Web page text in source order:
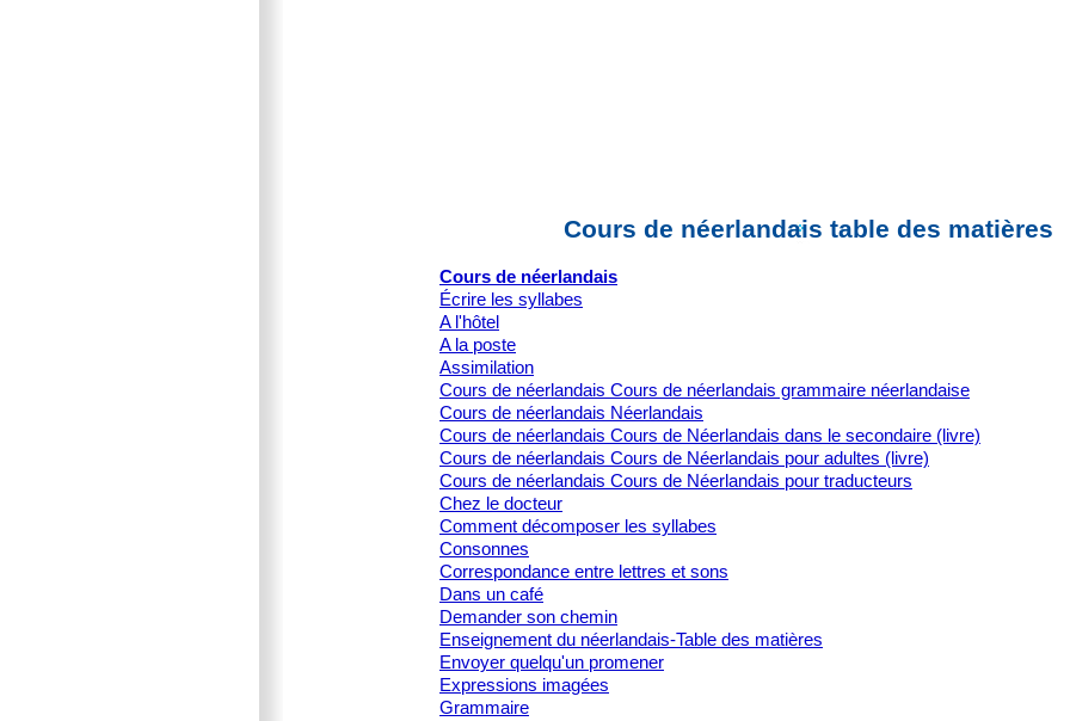
Cours de néerlandais table des matières
Cours de néerlandais
Écrire les syllabes
A l'hôtel
A la poste
Assimilation
Cours de néerlandais Cours de néerlandais grammaire néerlandaise
Cours de néerlandais Néerlandais
Cours de néerlandais Cours de Néerlandais dans le secondaire (livre)
Cours de néerlandais Cours de Néerlandais pour adultes (livre)
Cours de néerlandais Cours de Néerlandais pour traducteurs
Chez le docteur
Comment décomposer les syllabes
Consonnes
Correspondance entre lettres et sons
Dans un café
Demander son chemin
Enseignement du néerlandais-Table des matières
Envoyer quelqu'un promener
Expressions imagées
Grammaire